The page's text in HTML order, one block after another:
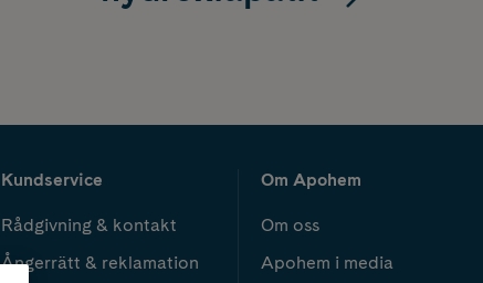
Kundservice
Rådgivning & kontakt
Ångerrätt & reklamation
Om Apohem
Om oss
Apohem i media